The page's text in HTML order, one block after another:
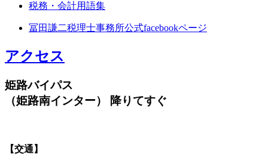
税務・会計用語集
冨田謙二税理士事務所公式facebookページ
アクセス
姫路バイパス
（姫路南インター） 降りてすぐ
【交通】